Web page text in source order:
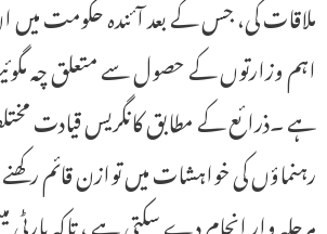
ملاقات کی، جس کے بعد آئندہ حکومت میں
اہم وزارتوں کے حصول سے متعلق چہ
ہے ۔ذرائع کے مطابق کانگریس قیادت
رہنماؤں کی خواہشات میں توازن قائم
مرحلہ وار انجام دے سکتی ہے ، تاکہ پارٹی